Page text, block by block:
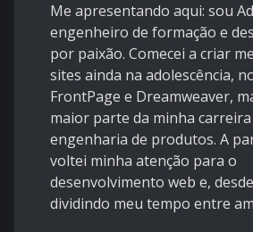
Me apresentando aqui: sou
engenheiro de formação e
por paixão. Comecei a criar
sites ainda na adolescência,
FrontPage e Dreamweaver,
maior parte da minha
engenharia de produtos. A
voltei minha atenção para o
desenvolvimento web e,
dividindo meu tempo entre